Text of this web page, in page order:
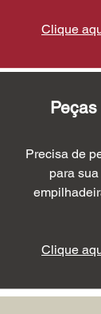
Clique
Peças
Precisa de
para sua
Clique